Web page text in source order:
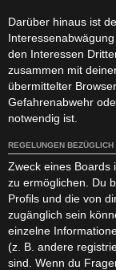
Darüber hinaus ist
den Interessen
zusammen mit
übermittelter
Gefahrenabwehr
notwendig ist.
REGELUNGEN
Zweck eines Boards
zu ermöglichen. Du
Profils und die von
zugänglich sein
einzelne
(z. B. andere
sind. Wenn du